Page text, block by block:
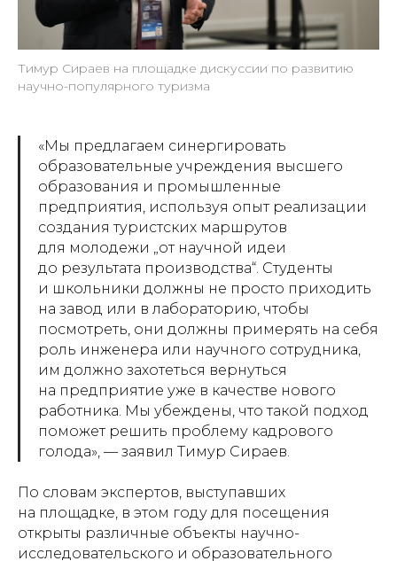
Тимур Сираев на площадке дискуссии по развитию
научно-популярного туризма
«Мы предлагаем синергировать
образовательные учреждения высшего
образования и промышленные
предприятия, используя опыт реализации
создания туристских маршрутов
для молодежи „от научной идеи
до результата производства“. Студенты
и школьники должны не просто приходить
на завод или в лабораторию, чтобы
посмотреть, они должны примерять на себя
роль инженера или научного сотрудника,
им должно захотеться вернуться
на предприятие уже в качестве нового
работника. Мы убеждены, что такой подход
поможет решить проблему кадрового
голода», — заявил Тимур Сираев.
По словам экспертов, выступавших
на площадке, в этом году для посещения
открыты различные объекты научно-
исследовательского и образовательного